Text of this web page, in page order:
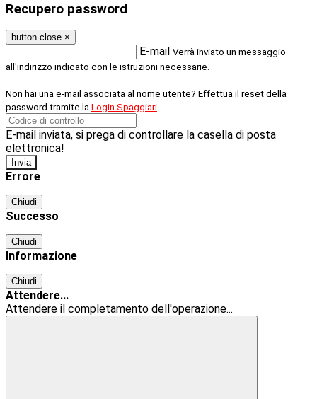
Recupero password
button close ×
E-mail Verrà inviato un messaggio
all'indirizzo indicato con le istruzioni necessarie.
Non hai una e-mail associata al nome utente? Effettua il reset della
password tramite la Login Spaggiari
E-mail inviata, si prega di controllare la casella di posta
elettronica!
Errore
Chiudi
Successo
Chiudi
Informazione
Chiudi
Attendere...
Attendere il completamento dell'operazione...